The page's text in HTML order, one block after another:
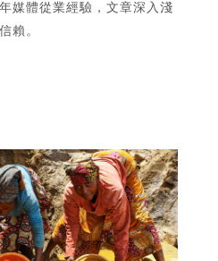
媒體從業經驗，文章深入淺
賴。